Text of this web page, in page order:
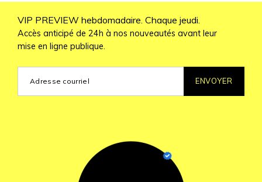
VIP PREVIEW hebdomadaire. Chaque jeudi.
Accès anticipé de 24h à nos nouveautés avant leur
mise en ligne publique.
ENVOYER